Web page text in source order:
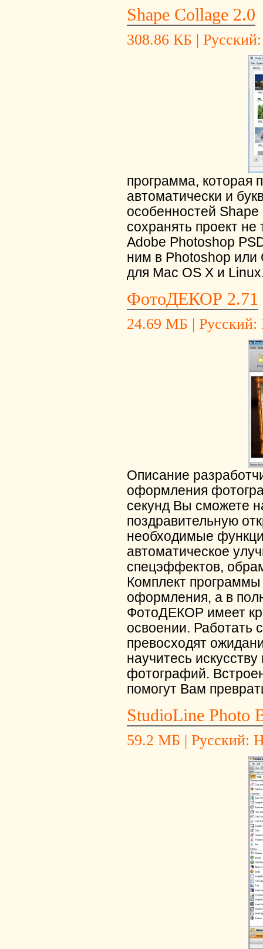
Shape Collage 2.0
308.86 КБ |
программа, которая
автоматически и
особенностей
сохранять проект
Adobe Photoshop
ним в Photoshop или
для Mac OS X и
ФотоДЕКОР 2.71
24.69 МБ | Русский:
Описание
оформления
секунд Вы сможете
поздравительную
необходимые
автоматическое
спецэффектов,
Комплект
оформления, а в
ФотоДЕКОР имеет
освоении. Работать
превосходят
научитесь
фотографий.
помогут Вам
StudioLine Photo
59.2 МБ | Русский: